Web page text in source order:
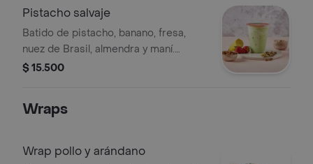
pueden realizar modificaciones en los
Pistacho salvaje
Batido de pistacho, banano, fresa,
nuez de Brasil, almendra y maní.
Tamaño a elección.
$ 15.500
Wraps
Wrap pollo y arándano